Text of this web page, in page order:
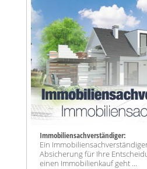
Immobiliensachverständiger:
Ein
Absicherung für Ihre
einen Immobilienkauf geht ...